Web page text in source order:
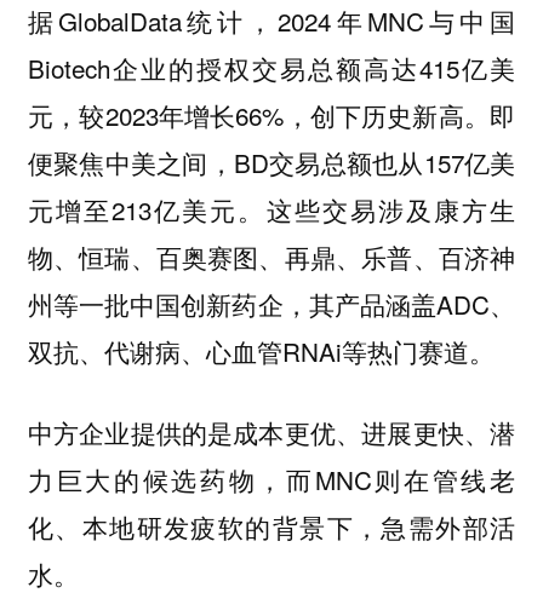
据GlobalData统计，2024年MNC与中国
Biotech企业的授权交易总额高达415亿美
元，较2023年增长66%，创下历史新高。即
便聚焦中美之间，BD交易总额也从157亿美
元增至213亿美元。这些交易涉及康方生
物、恒瑞、百奥赛图、再鼎、乐普、百济神
州等一批中国创新药企，其产品涵盖ADC、
双抗、代谢病、心血管RNAi等热门赛道。
中方企业提供的是成本更优、进展更快、潜
力巨大的候选药物，而MNC则在管线老
化、本地研发疲软的背景下，急需外部活
水。